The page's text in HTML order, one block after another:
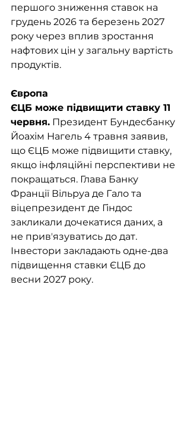
першого зниження ставок на
грудень 2026 та березень 2027
року через вплив зростання
нафтових цін у загальну вартість
продуктів.
Європа
ЄЦБ може підвищити ставку 11
червня. Президент Бундесбанку
Йоахім Нагель 4 травня заявив,
що ЄЦБ може підвищити ставку,
якщо інфляційні перспективи не
покращаться. Глава Банку
Франції Вільруа де Гало та
віцепрезидент де Гіндос
закликали дочекатися даних, а
не привʼязуватись до дат.
Інвестори закладають одне-два
підвищення ставки ЄЦБ до
весни 2027 року.